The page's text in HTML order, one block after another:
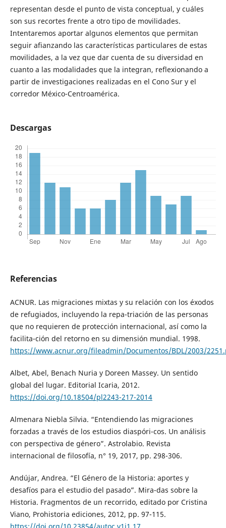
representan desde el punto de vista conceptual, y cuáles
son sus recortes frente a otro tipo de movilidades.
Intentaremos aportar algunos elementos que permitan
seguir afianzando las características particulares de estas
movilidades, a la vez que dar cuenta de su diversidad en
cuanto a las modalidades que la integran, reflexionando a
partir de investigaciones realizadas en el Cono Sur y el
corredor México-Centroamérica.
Descargas
Referencias
ACNUR. Las migraciones mixtas y su relación con los éxodos
de refugiados, incluyendo la repa-triación de las personas
que no requieren de protección internacional, así como la
facilita-ción del retorno en su dimensión mundial. 1998.
https://www.acnur.org/fileadmin/Documentos/BDL/2003/
Albet, Abel, Benach Nuria y Doreen Massey. Un sentido
global del lugar. Editorial Icaria, 2012.
https://doi.org/10.18504/pl2243-217-2014
Almenara Niebla Silvia. “Entendiendo las migraciones
forzadas a través de los estudios diaspóri-cos. Un análisis
con perspectiva de género”. Astrolabio. Revista
internacional de filosofía, n° 19, 2017, pp. 298-306.
Andújar, Andrea. “El Género de la Historia: aportes y
desafíos para el estudio del pasado”. Mira-das sobre la
Historia. Fragmentos de un recorrido, editado por Cristina
Viano, Prohistoria ediciones, 2012, pp. 97-115.